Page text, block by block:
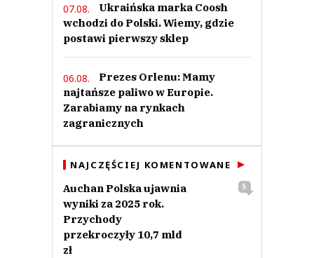
07.08.
Ukraińska marka Coosh
wchodzi do Polski. Wiemy, gdzie
postawi pierwszy sklep
06.08.
Prezes Orlenu: Mamy
najtańsze paliwo w Europie.
Zarabiamy na rynkach
zagranicznych
NAJCZĘŚCIEJ KOMENTOWANE
Auchan Polska ujawnia
wyniki za 2025 rok.
Przychody
przekroczyły 10,7 mld
zł
5